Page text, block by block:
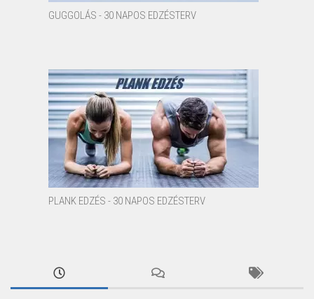
GUGGOLÁS - 30 NAPOS EDZÉSTERV
PLANK EDZÉS - 30 NAPOS EDZÉSTERV